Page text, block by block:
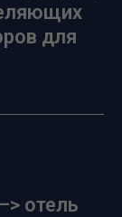
для
отель